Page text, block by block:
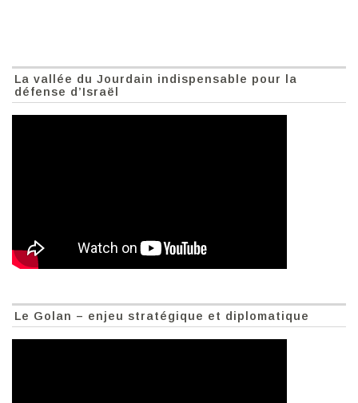
La vallée du Jourdain indispensable pour la
défense d’Israël
Le Golan – enjeu stratégique et diplomatique